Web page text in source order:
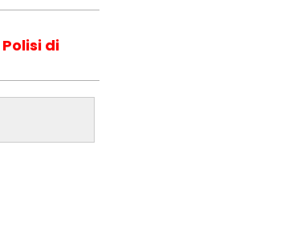
di